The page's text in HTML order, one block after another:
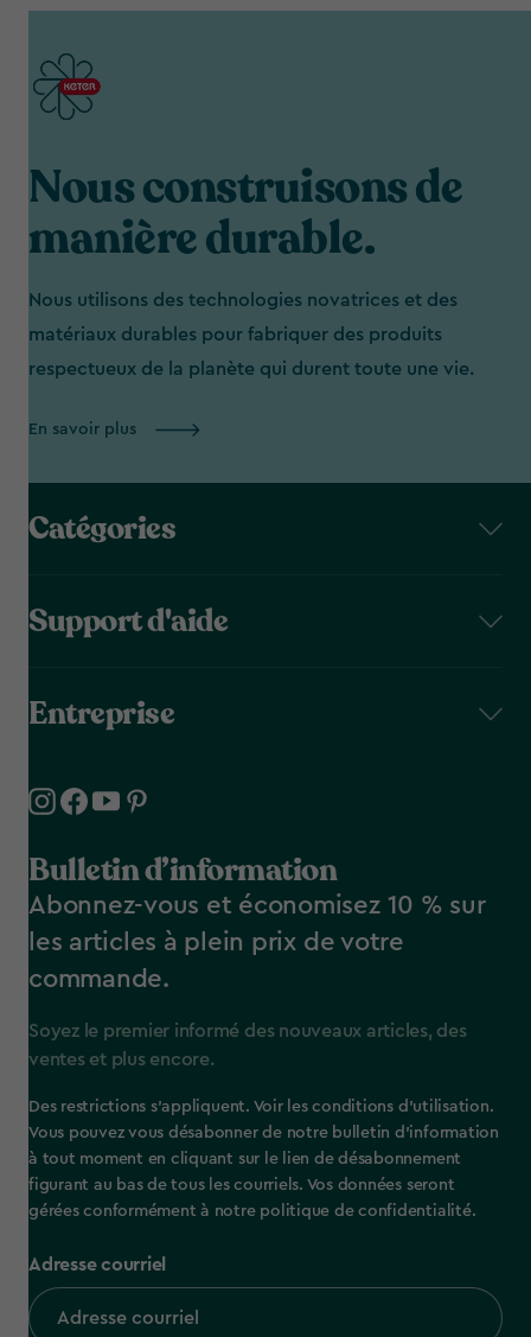
Nous construisons de
manière durable.
Nous utilisons des technologies novatrices et des
matériaux durables pour fabriquer des produits
respectueux de la planète qui durent toute une vie.
En savoir plus
Catégories
Support d'aide
Entreprise
Bulletin d’information
Abonnez-vous et économisez 10 % sur
les articles à plein prix de votre
commande.
Soyez le premier informé des nouveaux articles, des
ventes et plus encore.
Des restrictions s’appliquent. Voir les conditions d’utilisation.
Vous pouvez vous désabonner de notre bulletin d’information
à tout moment en cliquant sur le lien de désabonnement
figurant au bas de tous les courriels. Vos données seront
gérées conformément à notre politique de confidentialité.
Adresse courriel